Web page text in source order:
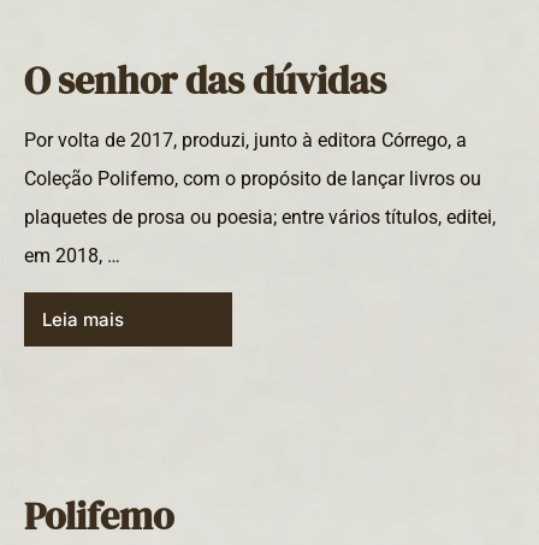
O senhor das dúvidas
Por volta de 2017, produzi, junto à editora Córrego, a
Coleção Polifemo, com o propósito de lançar livros ou
plaquetes de prosa ou poesia; entre vários títulos, editei,
em 2018, …
Leia mais
Polifemo